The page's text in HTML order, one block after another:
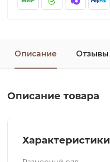
Описание Отзывы
Описание товара
Характеристики